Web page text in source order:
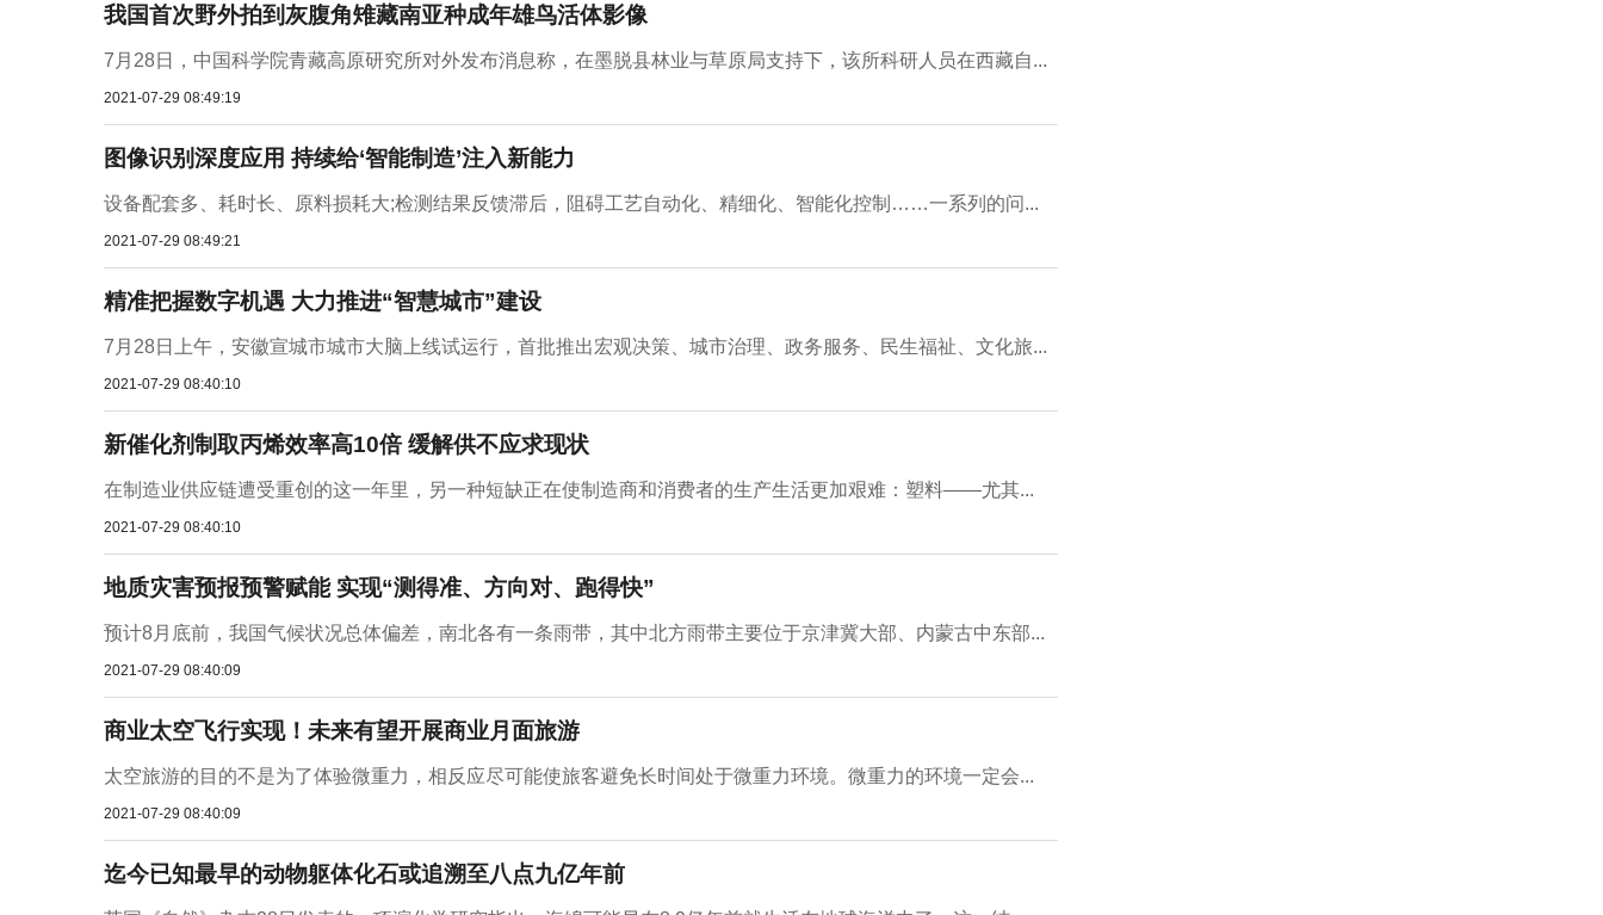
我国首次野外拍到灰腹角雉藏南亚种成年雄鸟活体影像
7月28日，中国科学院青藏高原研究所对外发布消息称，在墨脱县林业与草原局支持下，该所科研人员在西藏自...
2021-07-29 08:49:19
图像识别深度应用 持续给‘智能制造’注入新能力
设备配套多、耗时长、原料损耗大;检测结果反馈滞后，阻碍工艺自动化、精细化、智能化控制……一系列的问...
2021-07-29 08:49:21
精准把握数字机遇 大力推进“智慧城市”建设
7月28日上午，安徽宣城市城市大脑上线试运行，首批推出宏观决策、城市治理、政务服务、民生福祉、文化旅...
2021-07-29 08:40:10
新催化剂制取丙烯效率高10倍 缓解供不应求现状
在制造业供应链遭受重创的这一年里，另一种短缺正在使制造商和消费者的生产生活更加艰难：塑料——尤其...
2021-07-29 08:40:10
地质灾害预报预警赋能 实现“测得准、方向对、跑得快”
预计8月底前，我国气候状况总体偏差，南北各有一条雨带，其中北方雨带主要位于京津冀大部、内蒙古中东部...
2021-07-29 08:40:09
商业太空飞行实现！未来有望开展商业月面旅游
太空旅游的目的不是为了体验微重力，相反应尽可能使旅客避免长时间处于微重力环境。微重力的环境一定会...
2021-07-29 08:40:09
迄今已知最早的动物躯体化石或追溯至八点九亿年前